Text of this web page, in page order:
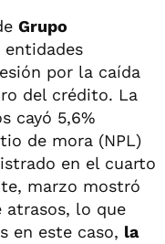
Grupo
por la caída
del crédito. La
cayó 5,6%
de mora (NPL)
en el cuarto
marzo mostró
atrasos, lo que
en este caso, la